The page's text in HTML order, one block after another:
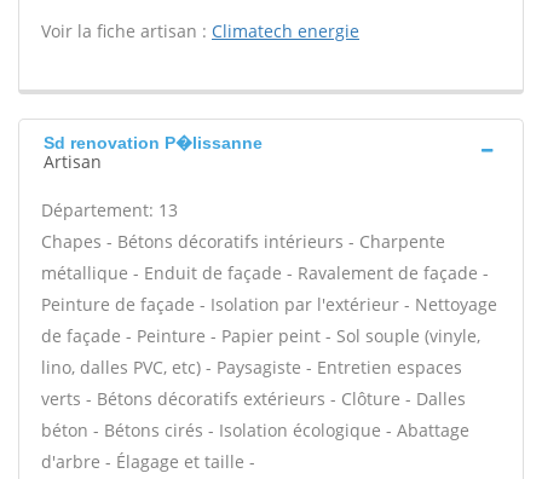
Voir la fiche artisan : Climatech energie
Sd renovation P�lissanne
Artisan
Département: 13
Chapes - Bétons décoratifs intérieurs - Charpente
métallique - Enduit de façade - Ravalement de façade -
Peinture de façade - Isolation par l'extérieur - Nettoyage
de façade - Peinture - Papier peint - Sol souple (vinyle,
lino, dalles PVC, etc) - Paysagiste - Entretien espaces
verts - Bétons décoratifs extérieurs - Clôture - Dalles
béton - Bétons cirés - Isolation écologique - Abattage
d'arbre - Élagage et taille -